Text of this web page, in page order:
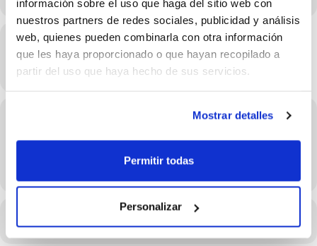
información sobre el uso que haga del sitio web con
nuestros partners de redes sociales, publicidad y análisis
web, quienes pueden combinarla con otra información
que les haya proporcionado o que hayan recopilado a
partir del uso que haya hecho de sus servicios.
Mostrar detalles
Permitir todas
Personalizar
Hora
30/01/2023 19:00 - 20:00 (GMT+02:00)
Pavelló Municipal del Genovés